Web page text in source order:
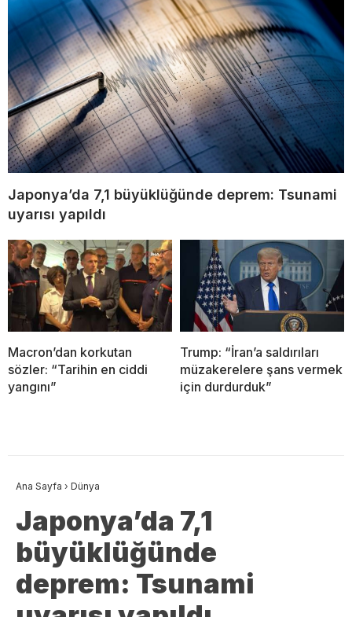
Japonya’da 7,1 büyüklüğünde deprem: Tsunami
uyarısı yapıldı
Macron’dan korkutan
sözler: “Tarihin en ciddi
yangını”
Trump: “İran’a saldırıları
müzakerelere şans vermek
için durdurduk”
Ana Sayfa › Dünya
Japonya’da 7,1
büyüklüğünde
deprem: Tsunami